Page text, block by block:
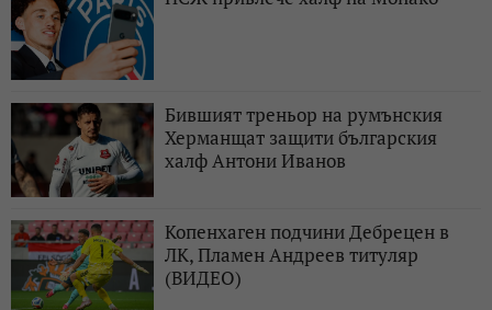
Бившият треньор на румънския
Херманщат защити българския
халф Антони Иванов
Копенхаген подчини Дебрецен в
ЛК, Пламен Андреев титуляр
(ВИДЕО)